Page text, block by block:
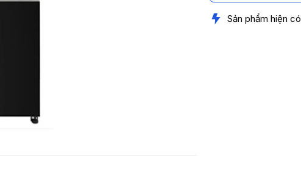
Sản phẩm hiện có